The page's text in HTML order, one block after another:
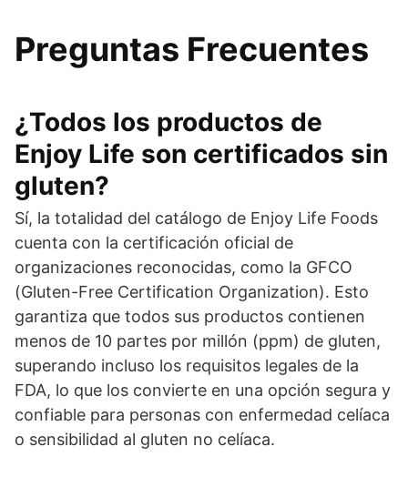
Preguntas Frecuentes
¿Todos los productos de
Enjoy Life son certificados sin
gluten?
Sí, la totalidad del catálogo de Enjoy Life Foods
cuenta con la certificación oficial de
organizaciones reconocidas, como la GFCO
(Gluten-Free Certification Organization). Esto
garantiza que todos sus productos contienen
menos de 10 partes por millón (ppm) de gluten,
superando incluso los requisitos legales de la
FDA, lo que los convierte en una opción segura y
confiable para personas con enfermedad celíaca
o sensibilidad al gluten no celíaca.